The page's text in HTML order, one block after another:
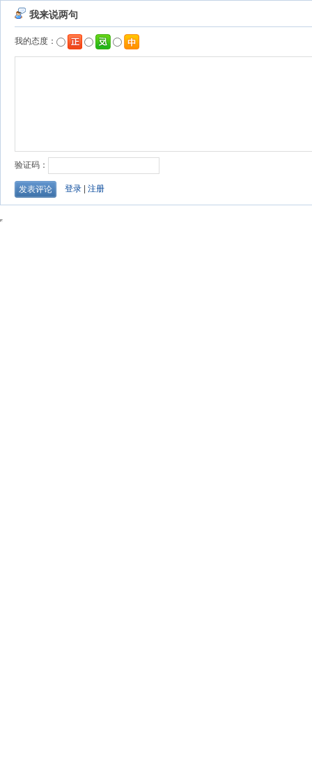
我来说两句
我的态度：
验证码：
登录 注册